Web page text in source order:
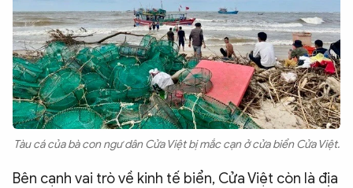
Tàu cá của bà con ngư dân Cửa Việt bị mắc cạn ở cửa biển Cửa Việt.
Bên cạnh vai trò về kinh tế biển, Cửa Việt còn là địa